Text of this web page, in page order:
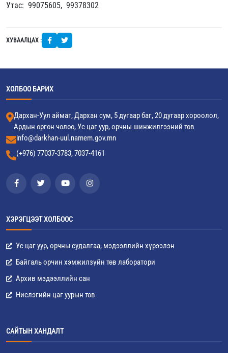
Утас: 99075605, 99378302
ХУВААЛЦАХ :
ХОЛБОО БАРИХ
Дархан-Уул аймаг, Дархан сум, 5 дугаар баг, 20 дугаар хороолол,
Ардын өргөн чөлөө, Ус цаг уур, орчны шинжилгээний төв
info@darkhan-uul.namem.gov.mn
(+976) 77037-3783, 7037-4161
ХЭРЭГЦЭЭТ ХОЛБООС
Ус цаг уур, орчны судалгаа, мэдээллийн хүрээлэн
Байгаль орчин хэмжилзүйн төв лаборатори
Архив мэдээллийн сан
Нислэгийн цаг уурын төв
САЙТЫН ХАНДАЛТ